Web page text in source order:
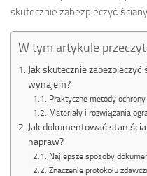
skutecznie zabezpieczyć ściany.
W tym artykule
Jak skutecznie
wynajem?
Praktyczne metody
Materiały i rozwiązania
Jak dokumentować stan
napraw?
Najlepsze sposoby
Znaczenie protokołu